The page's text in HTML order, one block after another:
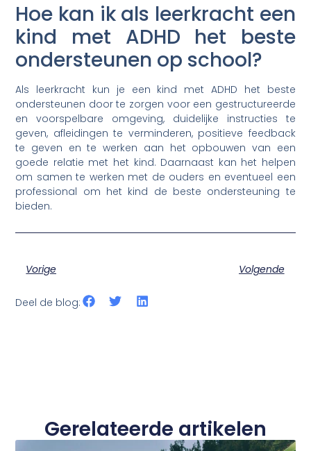
Hoe kan ik als leerkracht een
kind met ADHD het beste
ondersteunen op school?
Als leerkracht kun je een kind met ADHD het beste
ondersteunen door te zorgen voor een gestructureerde
en voorspelbare omgeving, duidelijke instructies te
geven, afleidingen te verminderen, positieve feedback
te geven en te werken aan het opbouwen van een
goede relatie met het kind. Daarnaast kan het helpen
om samen te werken met de ouders en eventueel een
professional om het kind de beste ondersteuning te
bieden.
Vorige Volgende
Deel de blog:
Gerelateerde artikelen